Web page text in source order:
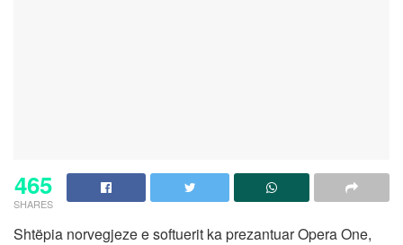
465
SHARES
Shtëpia norvegjeze e softuerit ka prezantuar Opera One,